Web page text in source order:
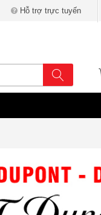
Hỗ trợ trực tuyến